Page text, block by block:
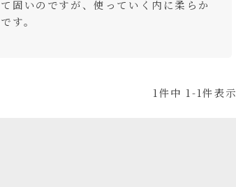
固いのですが、使っていく内に柔らか
す。
1 件中 1 -1件表示